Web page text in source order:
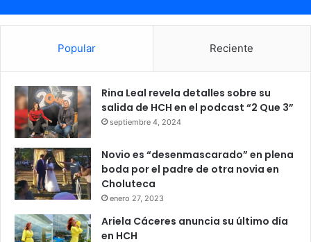
Popular Reciente
Rina Leal revela detalles sobre su
salida de HCH en el podcast “2 Que 3”
septiembre 4, 2024
Novio es “desenmascarado” en plena
boda por el padre de otra novia en
Choluteca
enero 27, 2023
Ariela Cáceres anuncia su último día
en HCH